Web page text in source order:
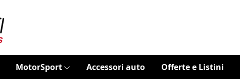
MotorSport Accessori auto Offerte e Listini